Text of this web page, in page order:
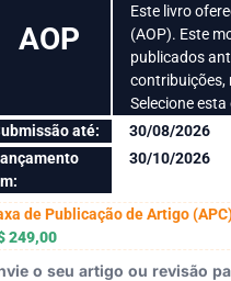
AOP
Este livro
(AOP). Este
publicados
contribuições,
Selecione
até:
30/08/2026
30/10/2026
de Publicação de Artigo
249,00
o seu artigo ou revisão